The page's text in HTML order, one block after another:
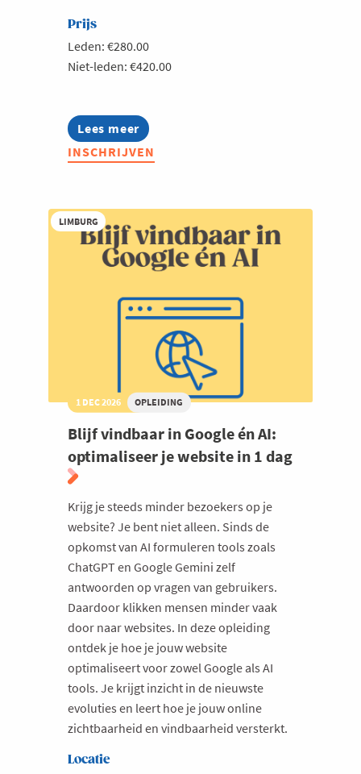
Prijs
Leden: €280.00
Niet-leden: €420.00
Lees meer
about
Trends
in
in
een
wereld
INSCHRIJVEN
LIMBURG
1 DEC 2026 OPLEIDING
Blijf vindbaar in Google én AI:
optimaliseer je website in 1 dag
Krijg je steeds minder bezoekers op je
website? Je bent niet alleen. Sinds de
opkomst van AI formuleren tools zoals
ChatGPT en Google Gemini zelf
antwoorden op vragen van gebruikers.
Daardoor klikken mensen minder vaak
door naar websites. In deze opleiding
ontdek je hoe je jouw website
optimaliseert voor zowel Google als AI
tools. Je krijgt inzicht in de nieuwste
evoluties en leert hoe je jouw online
zichtbaarheid en vindbaarheid versterkt.
Locatie